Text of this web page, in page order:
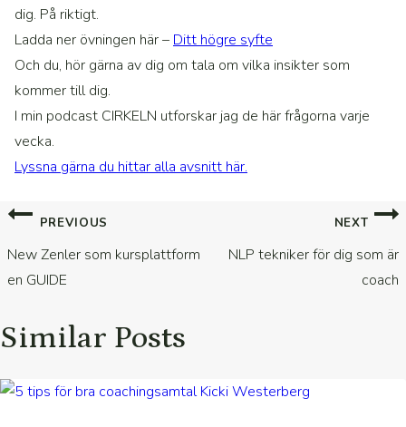
dig. På riktigt.
Ladda ner övningen här – Ditt högre syfte
Och du, hör gärna av dig om tala om vilka insikter som
kommer till dig.
I min podcast CIRKELN utforskar jag de här frågorna varje
vecka.
Lyssna gärna du hittar alla avsnitt här.
Inläggsnavigering
PREVIOUS
New Zenler som kursplattform
en GUIDE
NEXT
NLP tekniker för dig som är
coach
Similar Posts